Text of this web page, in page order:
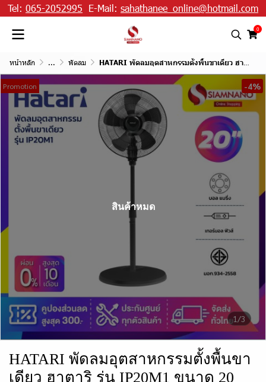
Tel: 065-2052995 E-Mail: sahathanee_online@hotmail.com
0
หน้าหลัก ... พัดลม HATARI พัดลมอุตสาหกรรมตั้งพื้นขาเดียว ฮาตาริ รุ่น IP20M1 ขนาด 20 นิ้ว
1/3
Promotion -4%
สินค้าหมด
HATARI พัดลมอุตสาหกรรมตั้งพื้นขา
เดียว ฮาตาริ รุ่น IP20M1 ขนาด 20